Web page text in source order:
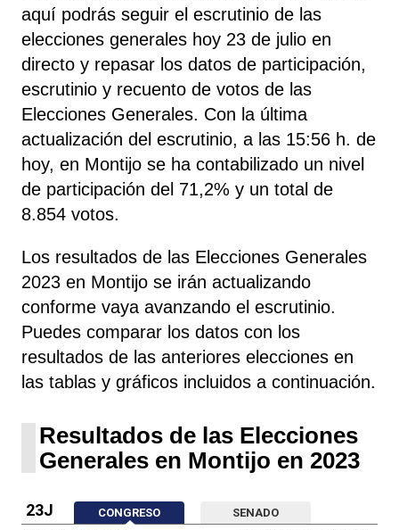
aquí podrás seguir el escrutinio de las
elecciones generales hoy 23 de julio en
directo y repasar los datos de participación,
escrutinio y recuento de votos de las
Elecciones Generales. Con la última
actualización del escrutinio, a las 15:56 h. de
hoy, en Montijo se ha contabilizado un nivel
de participación del 71,2% y un total de
8.854 votos.
Los resultados de las Elecciones Generales
2023 en Montijo se irán actualizando
conforme vaya avanzando el escrutinio.
Puedes comparar los datos con los
resultados de las anteriores elecciones en
las tablas y gráficos incluidos a continuación.
Resultados de las Elecciones
Generales en Montijo en 2023
23J CONGRESO SENADO